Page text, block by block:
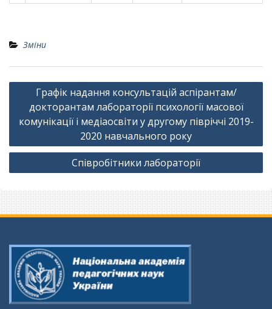
Зміни
Навігація
записів
Графік надання консультацій аспірантам/
докторантам лабораторії психології масової
комунікації і медіаосвіти у другому півріччі 2019-
2020 навчального року
Співробітники лабораторії